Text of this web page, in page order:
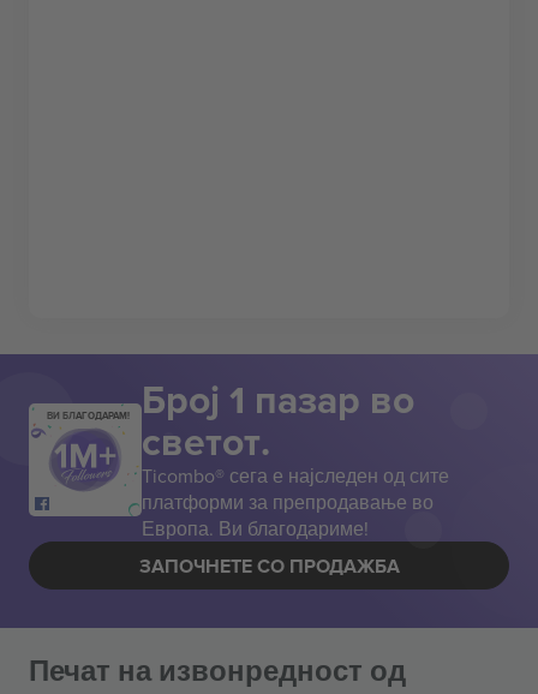
ВИ БЛАГОДАРАМ! Број 1 пазар во
светот.
Ticombo® сега е најследен од сите
платформи за препродавање во
Европа. Ви благодариме!
ЗАПОЧНЕТЕ СО ПРОДАЖБА
Печат на извонредност од